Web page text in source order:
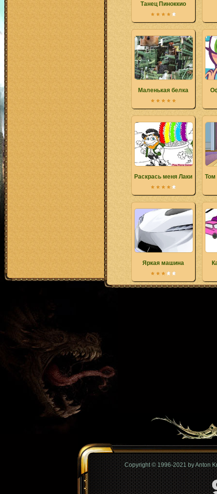
Танец Пиноккио
Маленькая белка
Раскрась меня Лаки Том
Яркая машина
Copyright © 1996-2021 by Anton